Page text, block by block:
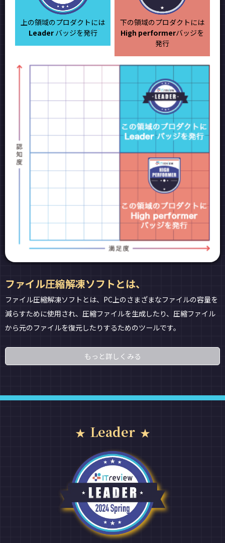
上の領域のプロダクトには
Leaderバッジを発行
下の領域のプロダクトには
High performerバッジを
発行
ファイル圧縮解凍ソフトとは、
ファイル圧縮解凍ソフトとは、PC上のさまざまなファイルの容量を
減らすために使用され、圧縮ファイルを生成したり、圧縮ファイル
から元のファイルを復元したりするためのツールです。
もっと詳しくみる
Leader